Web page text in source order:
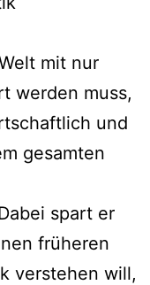
mit nur
werden muss,
und
gesamten
spart er
früheren
verstehen will,